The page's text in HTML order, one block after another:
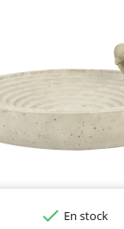
 En stock